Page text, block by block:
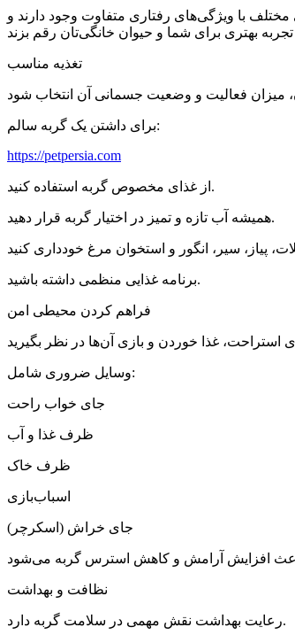
با ویژگی‌های رفتاری متفاوت وجود دارند و
تغذیه مناسب
برای داشتن یک گربه سالم:
https://petpersia.com
از غذای مخصوص گربه استفاده کنید.
همیشه آب تازه و تمیز در اختیار گربه قرار دهید.
برنامه غذایی منظمی داشته باشید.
فراهم کردن محیطی امن
وسایل ضروری شامل:
جای خواب راحت
ظرف غذا و آب
ظرف خاک
اسباب‌بازی
جای خراش (اسکرچر)
نظافت و بهداشت
رعایت بهداشت نقش مهمی در سلامت گربه دارد.